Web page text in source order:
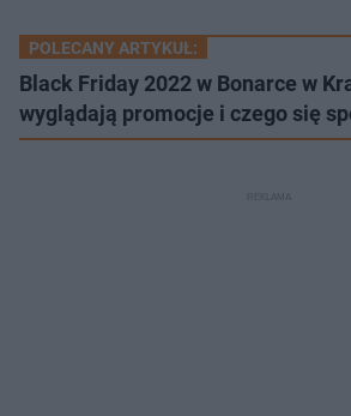
POLECANY ARTYKUŁ:
Black Friday 2022 w Bonarce w
wyglądają promocje i czego się